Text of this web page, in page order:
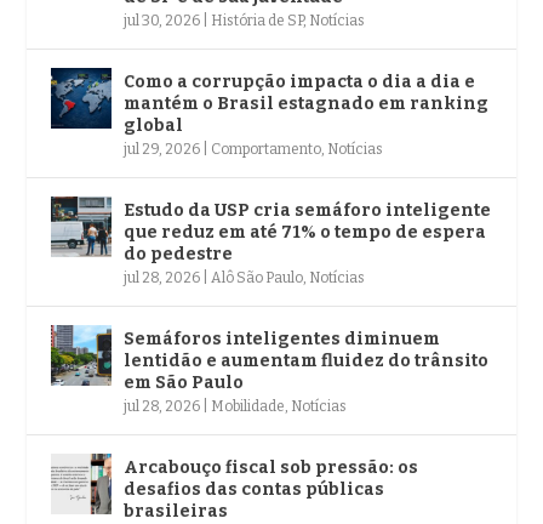
jul 30, 2026 História de SP, Notícias
Como a corrupção impacta o dia a dia e
mantém o Brasil estagnado em ranking
global
jul 29, 2026 Comportamento, Notícias
Estudo da USP cria semáforo inteligente
que reduz em até 71% o tempo de espera
do pedestre
jul 28, 2026 |Alô São Paulo, Notícias
Semáforos inteligentes diminuem
lentidão e aumentam fluidez do trânsito
em São Paulo
jul 28, 2026 Mobilidade, Notícias
Arcabouço fiscal sob pressão: os
desafios das contas públicas
brasileiras